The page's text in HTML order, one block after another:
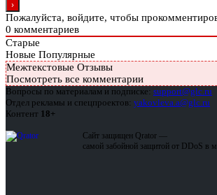
Пожалуйста, войдите, чтобы
0 комментариев
Старые
Новые Популярные
Межтекстовые Отзывы
Посмотреть все комментарии
Вопросы по материалам и подписке: support@glc.ru
Отдел рекламы и спецпроектов: yakovleva.a@glc.ru
Контент 18+
Сайт защищен Qrator —
самой забойной защитой от DDoS в